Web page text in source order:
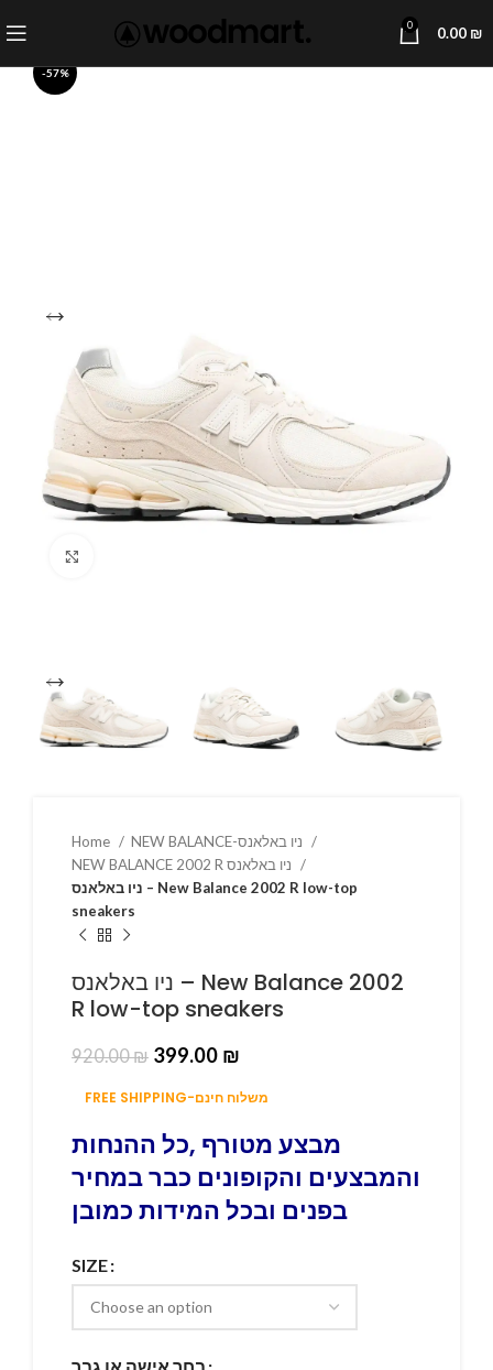
0 0.00 ₪
-57%
Home
ניו באלאנס – New Balance 2002 R low-top
sneakers
ניו באלאנס – New Balance 2002
R low-top sneakers
920.00₪ 399.00 ₪
FREE SHIPPING-משלוח חינם
מבצע מטורף ,כל ההנחות
והמבצעים והקופונים כבר במחיר
בפנים ובכל המידות כמובן
SIZE